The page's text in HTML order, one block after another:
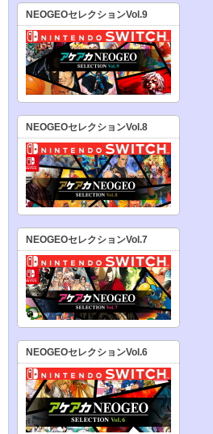
NEOGEOセレクションVol.9
NEOGEOセレクションVol.8
NEOGEOセレクションVol.7
NEOGEOセレクションVol.6